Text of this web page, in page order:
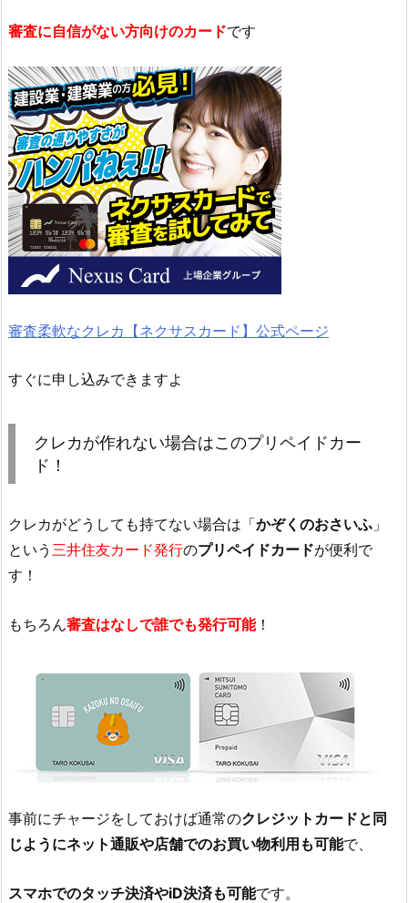
審査に自信がない方向けのカードです
審査柔軟なクレカ【ネクサスカード】公式ページ
すぐに申し込みできますよ
クレカが作れない場合はこのプリペイドカー
ド！
クレカがどうしても持てない場合は「かぞくのおさいふ 」
という 三井住友カード発行のプリペイドカードが便利で
す！
もちろん審査はなしで誰でも発行可能！
事前にチャージをしておけば通常のクレジットカードと同
じようにネット通販や店舗でのお買い物利用も可能で、
スマホでのタッチ決済やiD決済も可能です。